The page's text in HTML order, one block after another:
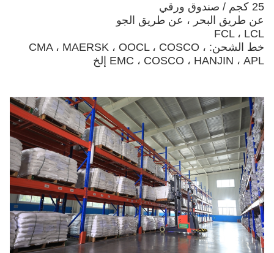
25 كجم / صندوق ورقي
عن طريق البحر ، عن طريق الجو
FCL ، LCL
خط الشحن: CMA ، MAERSK ، OOCL ، COSCO ،
EMC ، COSCO ، HANJIN ، APL إلخ